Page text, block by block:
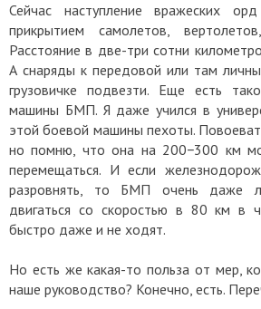
Сейчас наступление вражеских
прикрытием самолетов,
Расстояние в две-три сотни
А снаряды к передовой или там
грузовичке подвезти. Еще есть
машины БМП. Я даже учился в
этой боевой машины пехоты.
но помню, что она на 200−300 км
перемещаться. И если
разровнять, то БМП очень даже
двигаться со скоростью в 80 км в
быстро даже и не ходят.
Но есть же какая-то польза от мер,
наше руководство? Конечно, есть.